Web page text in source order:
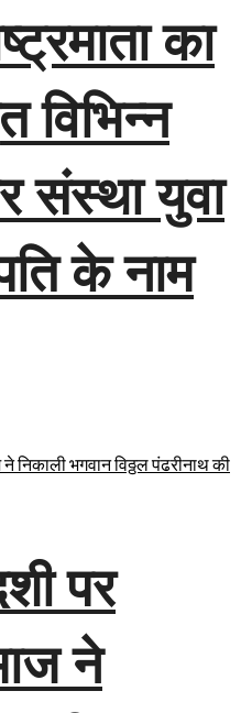
का
विभिन्न
संस्था युवा
के नाम
पर
ने